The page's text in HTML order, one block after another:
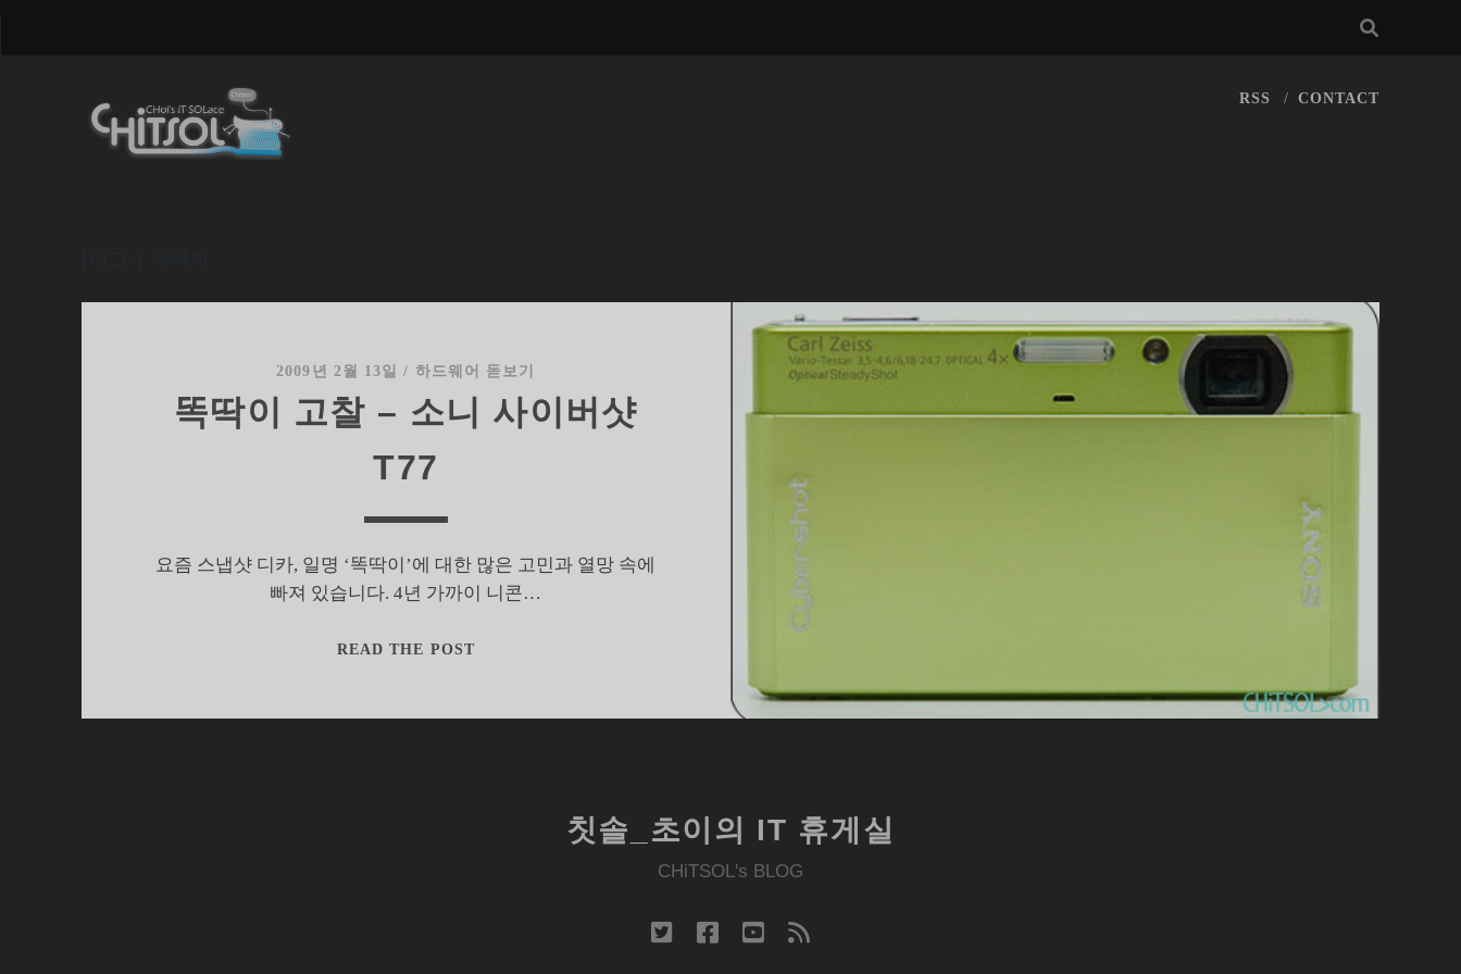
RSS CONTACT
2009년 2월 13일 / 하드웨어 돋보기
똑딱이 고찰 – 소니 사이버샷
T77
요즘 스냅샷 디카, 일명 ‘똑딱이’에 대한 많은 고민과 열망 속에
빠져 있습니다. 4년 가까이 니콘…
READ THE POST
칫솔_초이의 IT 휴게실
CHiTSOL's BLOG
twitter facebook
youtube
rss